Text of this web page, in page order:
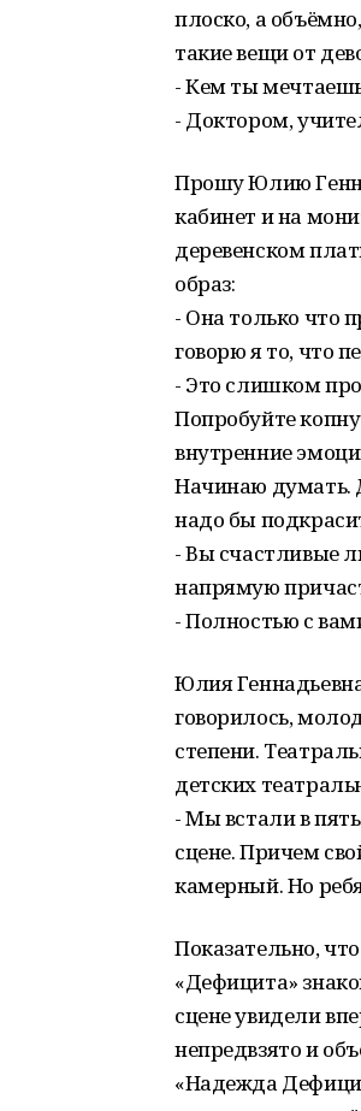
плоско, а
такие вещи от
- Кем ты
- Доктором,
Прошу Юлию
кабинет и на
деревенском
образ:
- Она только что
говорю я то, что
- Это слишком
Попробуйте
внутренние
Начинаю думать.
надо бы
- Вы счастливые
напрямую
- Полностью с
Юлия
говорилось,
степени.
детских
- Мы встали в
сцене. Причем
камерный. Но
Показательно,
«Дефицита»
сцене увидели
непредвзято и
«Надежда